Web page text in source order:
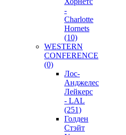
-
Charlotte
Hornets
(10)
WESTERN
CONFERENCE
(0)
Лос-
Анджелес
Лейкерс
- LAL
(251)
Голден
Стэйт